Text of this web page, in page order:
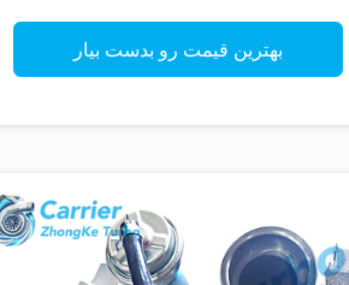
بهترین قیمت رو بدست بیار